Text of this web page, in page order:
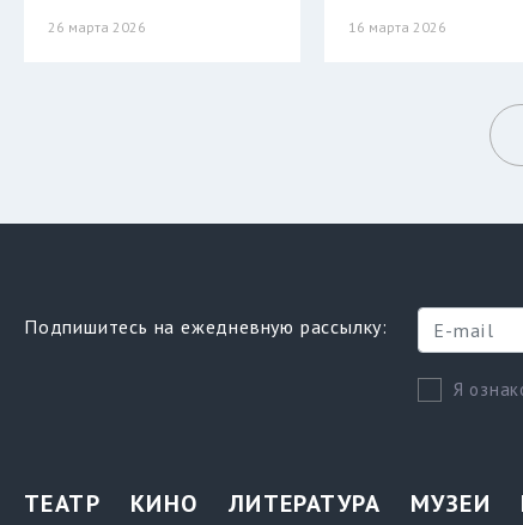
26 марта 2026 16 марта 2026
Подпишитесь на ежедневную рассылку:
Я
ТЕАТР КИНО ЛИТЕРАТУРА МУЗЕИ